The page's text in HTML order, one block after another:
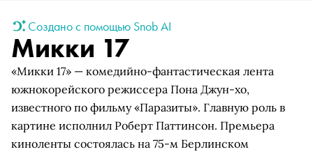
Создано с помощью Snob AI
Микки 17
«Микки 17» — комедийно-фантастическая лента
южнокорейского режиссера Пона Джун-хо,
известного по фильму «Паразиты». Главную роль в
картине исполнил Роберт Паттинсон. Премьера
киноленты состоялась на 75-м Берлинском